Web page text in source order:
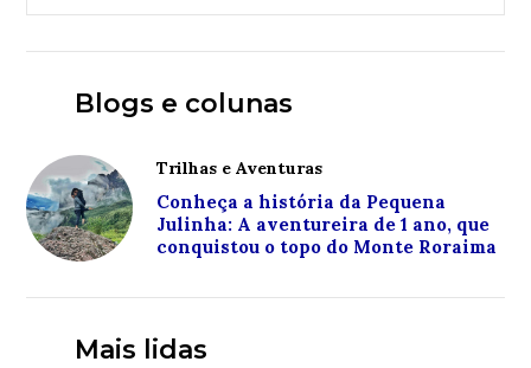
Blogs e colunas
Trilhas e Aventuras
Conheça a história da Pequena
Julinha: A aventureira de 1 ano, que
conquistou o topo do Monte Roraima
Mais lidas